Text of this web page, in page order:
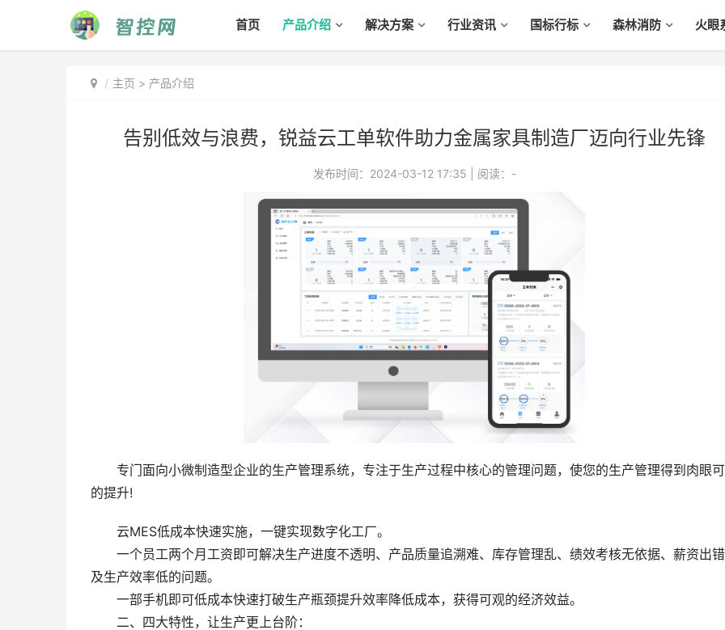
首页 产品介绍 解决方案 行业资讯 国标行标 森林消防 火眼
主页 > 产品介绍
告别低效与浪费，锐益云工单软件助力金属家具制造厂迈向行业先锋
发布时间：2024-03-12 17:35 阅读： -
专门面向小微制造型企业的生产管理系统，专注于生产过程中核心的管理问题，使您的生产管理得到肉眼
的提升!
云MES低成本快速实施，一键实现数字化工厂。
一个员工两个月工资即可解决生产进度不透明、产品质量追溯难、库存管理乱、绩效考核无依据、薪资出
及生产效率低的问题。
一部手机即可低成本快速打破生产瓶颈提升效率降低成本，获得可观的经济效益。
二、四大特性，让生产更上台阶：